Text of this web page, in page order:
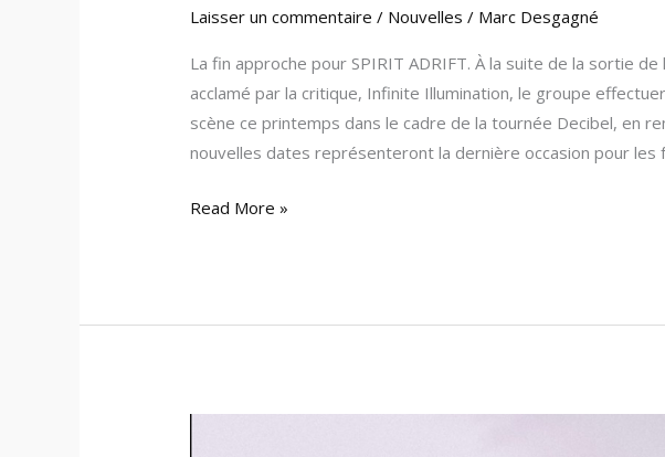
Laisser un commentaire / Nouvelles / Marc Desgagné
La fin approche pour SPIRIT ADRIFT. À la suite de la sortie
acclamé par la critique, Infinite Illumination, le groupe
scène ce printemps dans le cadre de la tournée Decibel, en
nouvelles dates représenteront la dernière occasion pour les
Read More »